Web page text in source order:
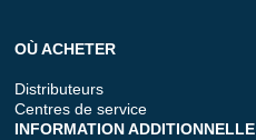
OÙ ACHETER
Distributeurs
Centres de service
INFORMATION ADDITIONNELLE